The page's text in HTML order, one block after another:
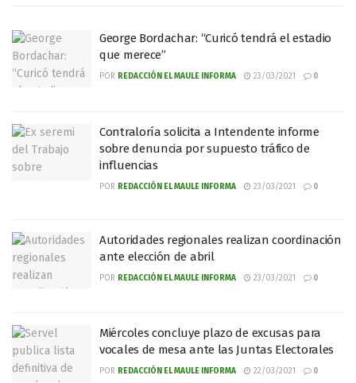
George Bordachar: “Curicó tendrá el estadio
que merece”
POR REDACCIÓN EL MAULE INFORMA 23/03/2021 0
Contraloría solicita a Intendente informe
sobre denuncia por supuesto tráfico de
influencias
POR REDACCIÓN EL MAULE INFORMA 23/03/2021 0
Autoridades regionales realizan coordinación
ante elección de abril
POR REDACCIÓN EL MAULE INFORMA 23/03/2021 0
Miércoles concluye plazo de excusas para
vocales de mesa ante las Juntas Electorales
POR REDACCIÓN EL MAULE INFORMA 22/03/2021 0